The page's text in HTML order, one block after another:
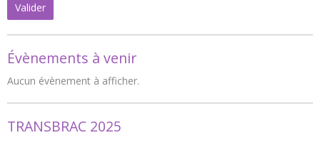
Valider
Évènements à venir
Aucun évènement à afficher.
TRANSBRAC 2025